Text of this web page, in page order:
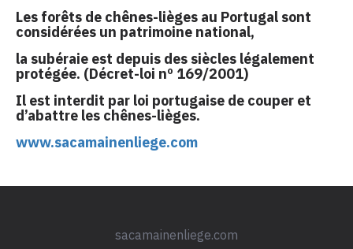
Les forêts de chênes-lièges au Portugal sont
considérées un patrimoine national,
la subéraie est depuis des siècles légalement
protégée. (Décret-loi nº 169/2001)
Il est interdit par loi portugaise de couper et
d’abattre les chênes-lièges.
www.sacamainenliege.com
sacamainenliege.com